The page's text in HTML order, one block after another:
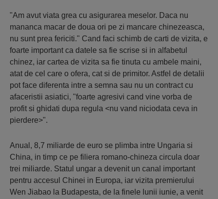
"Am avut viata grea cu asigurarea meselor. Daca nu
mananca macar de doua ori pe zi mancare chinezeasca,
nu sunt prea fericiti." Cand faci schimb de carti de vizita, e
foarte important ca datele sa fie scrise si in alfabetul
chinez, iar cartea de vizita sa fie tinuta cu ambele maini,
atat de cel care o ofera, cat si de primitor. Astfel de detalii
pot face diferenta intre a semna sau nu un contract cu
afaceristii asiatici, "foarte agresivi cand vine vorba de
profit si ghidati dupa regula <nu vand niciodata ceva in
pierdere>".
Anual, 8,7 miliarde de euro se plimba intre Ungaria si
China, in timp ce pe filiera romano-chineza circula doar
trei miliarde. Statul ungar a devenit un canal important
pentru accesul Chinei in Europa, iar vizita premierului
Wen Jiabao la Budapesta, de la finele lunii iunie, a venit